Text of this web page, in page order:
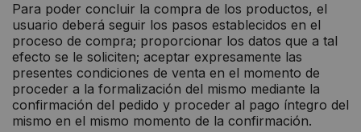
Para poder concluir la compra de los productos, el
usuario deberá seguir los pasos establecidos en el
proceso de compra; proporcionar los datos que a tal
efecto se le soliciten; aceptar expresamente las
presentes condiciones de venta en el momento de
proceder a la formalización del mismo mediante la
confirmación del pedido y proceder al pago íntegro del
mismo en el mismo momento de la confirmación.